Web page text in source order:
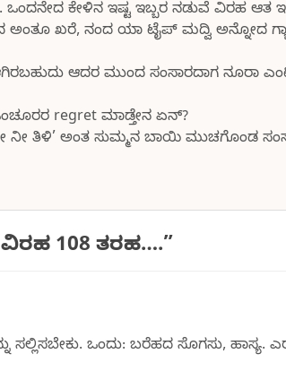
ಕೇಳಿನ ಇಷ್ಟ ಇಬ್ಬರ ನಡುವೆ ವಿರಹ ಆತ
ಖರೆ, ನಂದ ಯಾ ಟೈಪ್ ಮದ್ವಿ ಅನ್ನೋದ
ಆದರ ಮುಂದ ಸಂಸಾರದಾಗ ನೂರಾ
regret ಮಾಡ್ತೇನ ಏನ್?
ನೀ ತಿಳಿ’ ಅಂತ ಸುಮ್ಮನ ಬಾಯಿ ಮುಚಗೊಂಡ
108 ತರಹ….”
ಒಂದು: ಬರೆಹದ ಸೊಗಸು, ಹಾಸ್ಯ.